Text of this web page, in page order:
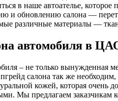
в наше автоателье,
и обновлению салона —
различные материалы —
автомобиля в
– не только вынужденная
салона так же
кожей, которая очень
Мы предлагаем заказчикам